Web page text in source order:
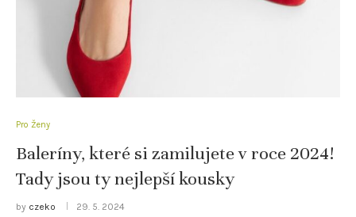
Pro Ženy
Baleríny, které si zamilujete v roce 2024!
Tady jsou ty nejlepší kousky
by czeko 29. 5. 2024